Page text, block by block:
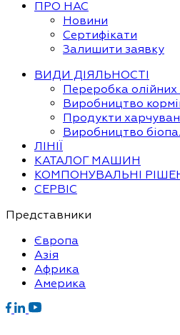
ПРО НАС
Новини
Сертифікати
Залишити заявку
ВИДИ ДІЯЛЬНОСТІ
Переробка олійних
Виробництво
Продукти
Виробництво
ЛІНІЇ
КАТАЛОГ МАШИН
КОМПОНУВАЛЬНІ
СЕРВІС
Представники
Європа
Азія
Африка
Америка